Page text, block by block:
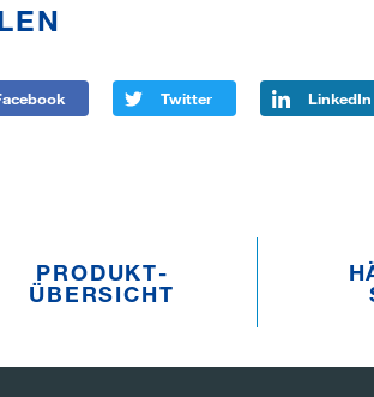
Twitter LinkedIn
PRODUKT­
ÜBERSICHT